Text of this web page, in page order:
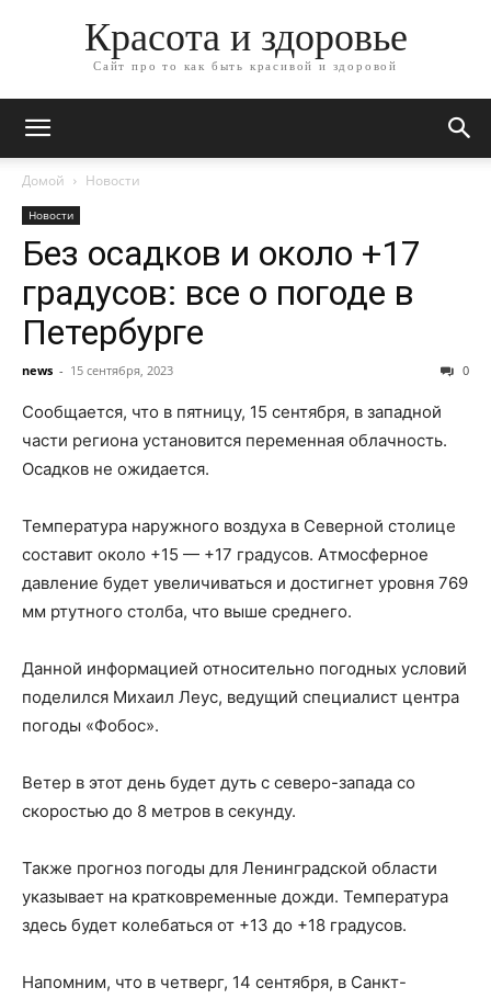
Красота и здоровье
Сайт про то как быть красивой и здоровой
Домой Новости
Новости
Без осадков и около +17
градусов: все о погоде в
Петербурге
news - 15 сентября, 2023 0
Сообщается, что в пятницу, 15 сентября, в западной
части региона установится переменная облачность.
Осадков не ожидается.
Температура наружного воздуха в Северной столице
составит около +15 — +17 градусов. Атмосферное
давление будет увеличиваться и достигнет уровня 769
мм ртутного столба, что выше среднего.
Данной информацией относительно погодных условий
поделился Михаил Леус, ведущий специалист центра
погоды «Фобос».
Ветер в этот день будет дуть с северо-запада со
скоростью до 8 метров в секунду.
Также прогноз погоды для Ленинградской области
указывает на кратковременные дожди. Температура
здесь будет колебаться от +13 до +18 градусов.
Напомним, что в четверг, 14 сентября, в Санкт-